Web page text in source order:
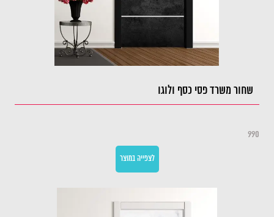
שחור משרד פסי כסף ולוגו
990
לצפייה במוצר